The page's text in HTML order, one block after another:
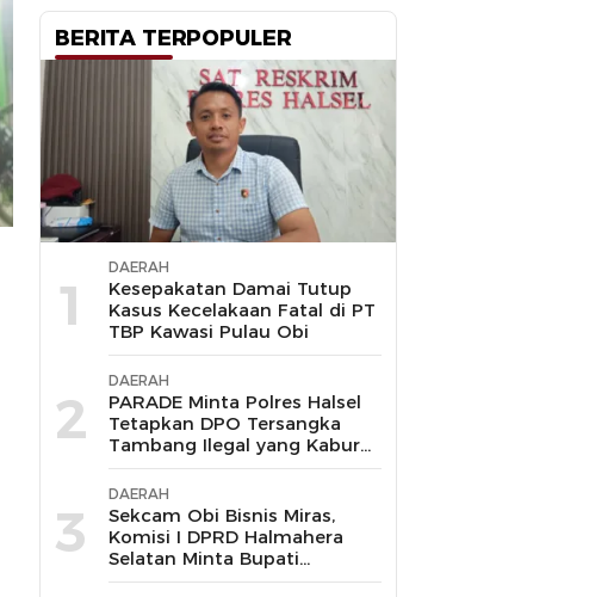
BERITA TERPOPULER
1
DAERAH
Kesepakatan Damai Tutup
Kasus Kecelakaan Fatal di PT
TBP Kawasi Pulau Obi
2
DAERAH
PARADE Minta Polres Halsel
Tetapkan DPO Tersangka
Tambang Ilegal yang Kabur
ke Malaysia
3
DAERAH
Sekcam Obi Bisnis Miras,
Komisi I DPRD Halmahera
Selatan Minta Bupati
Bertindak Tegas